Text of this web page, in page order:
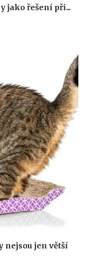
jako řešení při...
nejsou jen větší